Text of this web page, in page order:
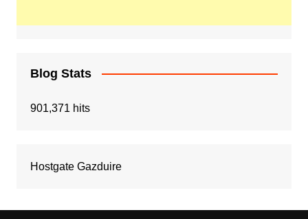
Blog Stats
901,371 hits
Hostgate Gazduire